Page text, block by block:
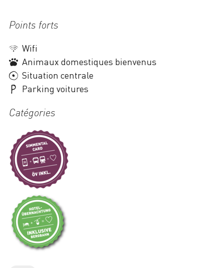
Points forts
Wifi
Animaux domestiques bienvenus
Situation centrale
Parking voitures
Catégories